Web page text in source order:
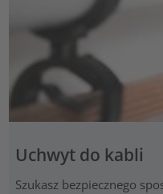
Uchwyt do kabli
Szukasz bezpiecznego